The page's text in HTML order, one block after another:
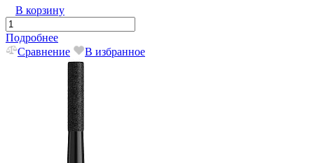
В корзину
Подробнее
Сравнение
В избранное